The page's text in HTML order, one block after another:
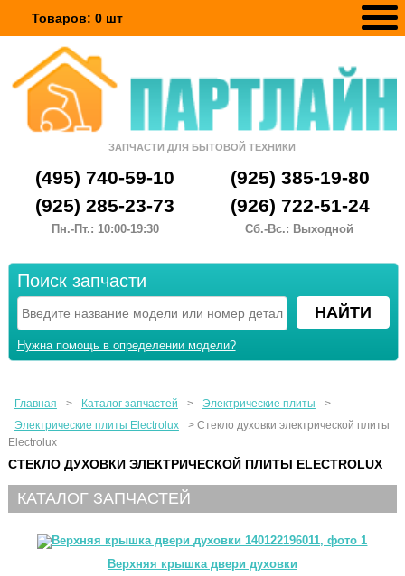
Товаров: 0 шт
ЗАПЧАСТИ ДЛЯ БЫТОВОЙ ТЕХНИКИ
(495) 740-59-10
(925) 385-19-80
(925) 285-23-73
(926) 722-51-24
Пн.-Пт.: 10:00-19:30 Сб.-Вс.: Выходной
Поиск запчасти
Нужна помощь в определении модели?
Главная > Каталог запчастей > Электрические плиты
>
Электрические плиты Electrolux
> Стекло духовки электрической плиты
Electrolux
СТЕКЛО ДУХОВКИ ЭЛЕКТРИЧЕСКОЙ ПЛИТЫ ELECTROLUX
КАТАЛОГ ЗАПЧАСТЕЙ
Верхняя крышка двери духовки